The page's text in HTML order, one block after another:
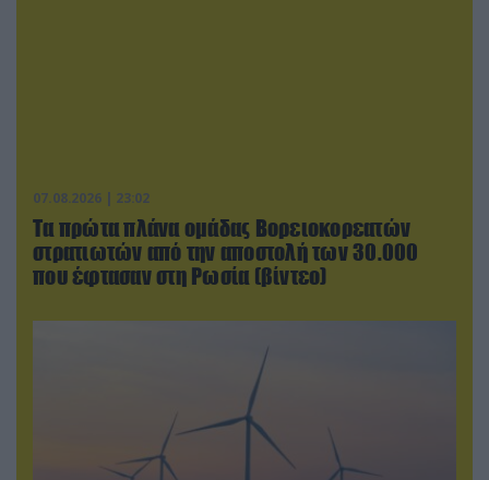
07.08.2026 | 23:02
Τα πρώτα πλάνα ομάδας Βορειοκορεατών
στρατιωτών από την αποστολή των 30.000
που έφτασαν στη Ρωσία (βίντεο)